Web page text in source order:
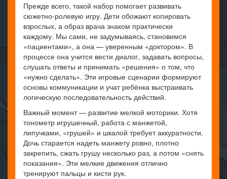
Прежде всего, такой набор помогает развивать
сюжетно-ролевую игру. Дети обожают копировать
взрослых, а образ врача знаком практически
каждому. Мы сами, не задумываясь, становимся
«пациентами», а она — уверенным «доктором». В
процессе она учится вести диалог, задавать вопросы,
слушать ответы и принимать «решения» о том, что
«нужно сделать». Эти игровые сценарии формируют
основы коммуникации и учат ребёнка выстраивать
логическую последовательность действий.
Важный момент — развитие мелкой моторики. Хотя
тонометр игрушечный, работа с манжетой,
липучками, «грушей» и шкалой требует аккуратности.
Дочь старается надеть манжету ровно, плотно
закрепить, сжать грушу несколько раз, а потом «снять
показания». Эти мелкие движения отлично
тренируют пальцы и кисти рук.